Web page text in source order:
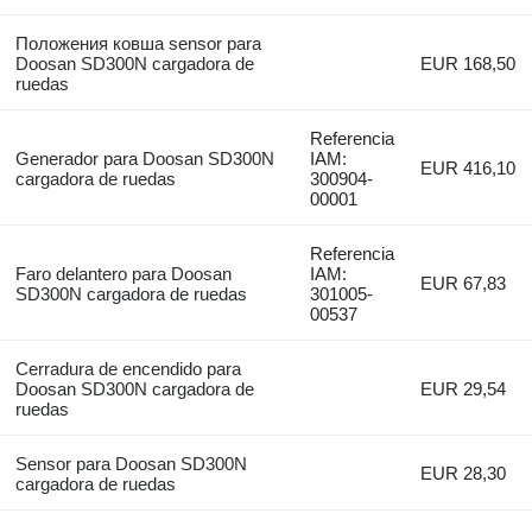
Положения ковша sensor para
Doosan SD300N cargadora de
ruedas
EUR 168,50
Generador para Doosan SD300N
cargadora de ruedas
Referencia
IAM:
300904-
00001
EUR 416,10
Faro delantero para Doosan
SD300N cargadora de ruedas
Referencia
IAM:
301005-
00537
EUR 67,83
Cerradura de encendido para
Doosan SD300N cargadora de
ruedas
EUR 29,54
Sensor para Doosan SD300N
cargadora de ruedas
EUR 28,30